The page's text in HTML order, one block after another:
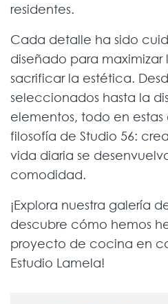
residentes.
Cada detalle ha sido
diseñado para
sacrificar la estética.
seleccionados hasta la
elementos, todo en
filosofía de Studio 56:
vida diaria se
comodidad.
¡Explora nuestra galería
descubre cómo hemos
proyecto de cocina en
Estudio Lamela!